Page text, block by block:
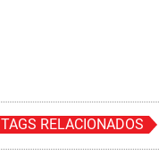
TAGS RELACIONADOS